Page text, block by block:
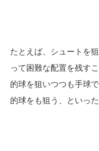
たとえば、シュートを
って困難な配置を残す
的球を狙いつつも手球
的球をも狙う、といった